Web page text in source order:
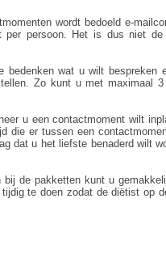
wordt bedoeld e-
per persoon. Het is dus niet
wat u wilt bespreken
Zo kunt u met maximaal 3
u een contactmoment wilt
die er tussen een
dat u het liefste benaderd wilt
de pakketten kunt u
te doen zodat de diëtist op